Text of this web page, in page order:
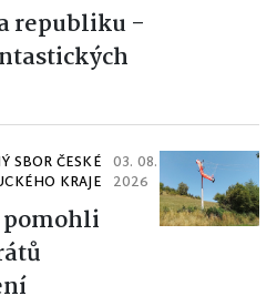
republiku -
SBOR ČESKÉ
KRAJE
03. 08.
2026